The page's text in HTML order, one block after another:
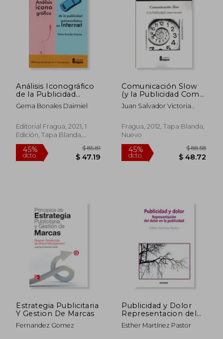
$ 20.50
45%
dcto. $
Análisis Iconográfico
de la Publicidad
Automovilística en
Internet.
Gema Bonales Daimiel
Editorial Fragua, 2021, 1
Edición, Tapa Blanda,
Nuevo
Comunicación Slow
(y la Publicidad Como
Excusa)
Juan Salvador Victoria
Tinoco,Jose Borja Arjona
Martin
Fragua, 2012, Tapa Blanda,
Nuevo
Estrategia Publicitaria
Y Gestion De Marcas
Fernandez Gomez
Publicidad y Dolor
Representacion del
Dolor en Publicidad
Esther Martínez Pastor